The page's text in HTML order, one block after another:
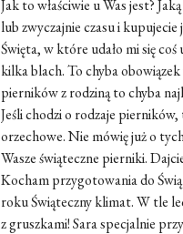
Jak to właściwie u Was jest?
lub zwyczajnie czasu i
Święta, w które udało mi się
kilka blach. To chyba
pierników z rodziną to chyba
Jeśli chodzi o rodzaje
orzechowe. Nie mówię już o
Wasze świąteczne pierniki.
Kocham przygotowania do
roku Świąteczny klimat. W tle
z gruszkami! Sara specjalnie